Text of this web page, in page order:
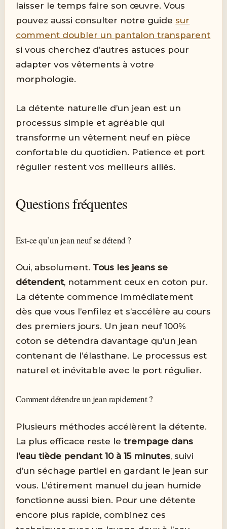
laisser le temps faire son œuvre. Vous
pouvez aussi consulter notre guide sur
comment doubler un pantalon transparent
si vous cherchez d’autres astuces pour
adapter vos vêtements à votre
morphologie.
La détente naturelle d’un jean est un
processus simple et agréable qui
transforme un vêtement neuf en pièce
confortable du quotidien. Patience et port
régulier restent vos meilleurs alliés.
Questions fréquentes
Est-ce qu’un jean neuf se détend ?
Oui, absolument. Tous les jeans se
détendent, notamment ceux en coton pur.
La détente commence immédiatement
dès que vous l’enfilez et s’accélère au cours
des premiers jours. Un jean neuf 100%
coton se détendra davantage qu’un jean
contenant de l’élasthane. Le processus est
naturel et inévitable avec le port régulier.
Comment détendre un jean rapidement ?
Plusieurs méthodes accélèrent la détente.
La plus efficace reste letrempage dans
l’eau tiède pendant 10 à 15 minutes, suivi
d’un séchage partiel en gardant le jean sur
vous. L’étirement manuel du jean humide
fonctionne aussi bien. Pour une détente
encore plus rapide, combinez ces